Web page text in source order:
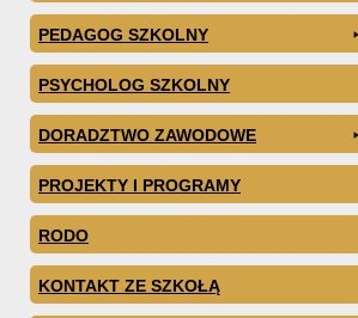
PEDAGOG SZKOLNY
PSYCHOLOG SZKOLNY
DORADZTWO ZAWODOWE
PROJEKTY I PROGRAMY
RODO
KONTAKT ZE SZKOŁĄ